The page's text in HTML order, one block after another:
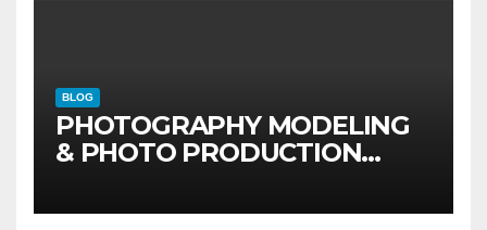
BLOG
PHOTOGRAPHY MODELING
& PHOTO PRODUCTION
kroz foto modele,